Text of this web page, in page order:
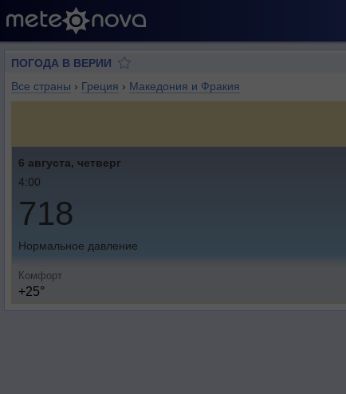
ПОГОДА В ВЕРИИ
Все страны › Греция › Македония и Фракия
6 августа, четверг
4:00
718
Нормальное давление
Комфорт
+25°